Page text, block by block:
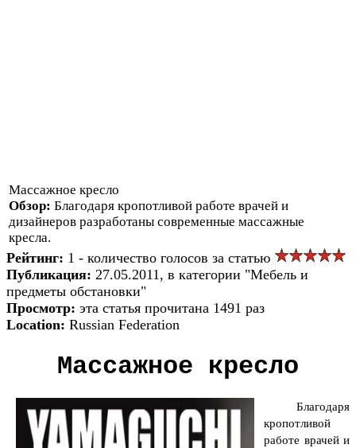
Массажное кресло
Обзор: Благодаря кропотливой работе врачей и
дизайнеров разработаны современные массажные
кресла.
Рейтинг: 1 - количество голосов за статью
Публикация: 27.05.2011, в категории "Мебель и
предметы обстановки"
Просмотр: эта статья прочитана 1491 раз
Location: Russian Federation
Массажное кресло
Благодаря
кропотливой
работе врачей и